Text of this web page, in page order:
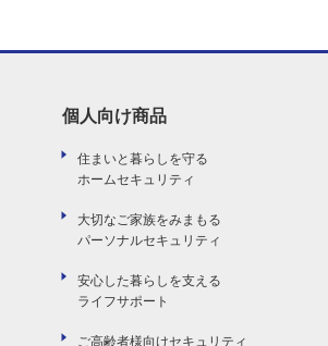
個人向け商品
住まいと暮らしを守る
ホームセキュリティ
大切なご家族をみまもる
パーソナルセキュリティ
安心した暮らしを支える
ライフサポート
ご高齢者様向けセキュリティ